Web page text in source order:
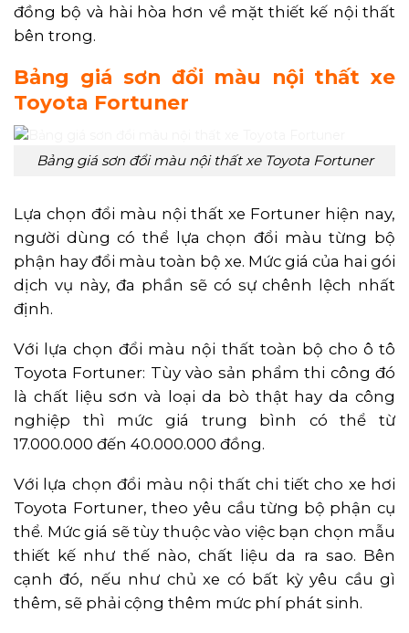
đồng bộ và hài hòa hơn về mặt thiết kế nội thất
bên trong.
Bảng giá sơn đổi màu nội thất xe
Toyota Fortuner
Bảng giá sơn đổi màu nội thất xe Toyota Fortuner
Lựa chọn đổi màu nội thất xe Fortuner hiện nay,
người dùng có thể lựa chọn đổi màu từng bộ
phận hay đổi màu toàn bộ xe. Mức giá của hai gói
dịch vụ này, đa phần sẽ có sự chênh lệch nhất
định.
Với lựa chọn đổi màu nội thất toàn bộ cho ô tô
Toyota Fortuner: Tùy vào sản phẩm thi công đó
là chất liệu sơn và loại da bò thật hay da công
nghiệp thì mức giá trung bình có thể từ
17.000.000 đến 40.000.000 đồng.
Với lựa chọn đổi màu nội thất chi tiết cho xe hơi
Toyota Fortuner, theo yêu cầu từng bộ phận cụ
thể. Mức giá sẽ tùy thuộc vào việc bạn chọn mẫu
thiết kế như thế nào, chất liệu da ra sao. Bên
cạnh đó, nếu như chủ xe có bất kỳ yêu cầu gì
thêm, sẽ phải cộng thêm mức phí phát sinh.